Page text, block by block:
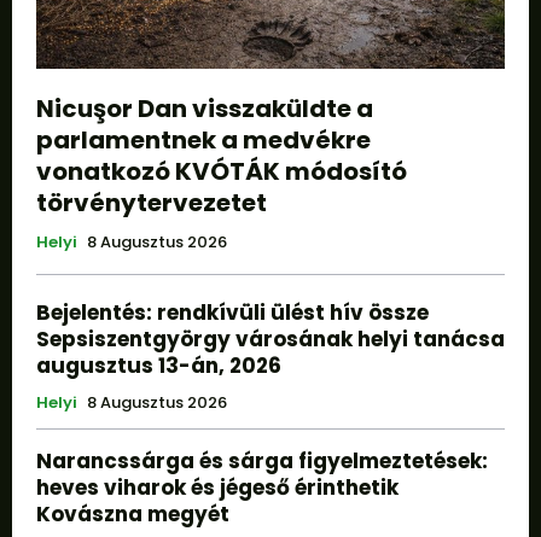
Nicuşor Dan visszaküldte a
parlamentnek a medvékre
vonatkozó KVÓTÁK módosító
törvénytervezetet
Helyi 8 Augusztus 2026
Bejelentés: rendkívüli ülést hív össze
Sepsiszentgyörgy városának helyi tanácsa
augusztus 13-án, 2026
Helyi 8 Augusztus 2026
Narancssárga és sárga figyelmeztetések:
heves viharok és jégeső érinthetik
Kovászna megyét